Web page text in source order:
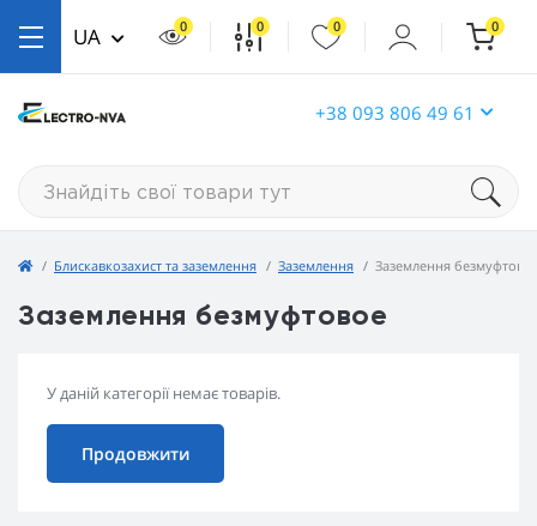
+38 093 806 49 61
UA 0 0 0 0
Блискавкозахист та заземлення Заземлення Заземлення
Заземлення безмуфтовое
У даній категорії немає товарів.
Продовжити